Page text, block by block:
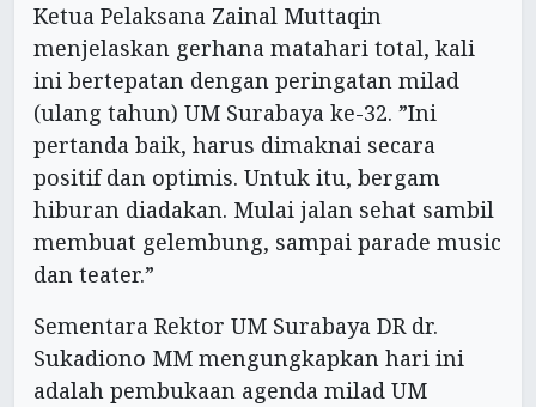
Ketua Pelaksana Zainal Muttaqin
menjelaskan gerhana matahari total, kali
ini bertepatan dengan peringatan milad
(ulang tahun) UM Surabaya ke-32. ”Ini
pertanda baik, harus dimaknai secara
positif dan optimis. Untuk itu, bergam
hiburan diadakan. Mulai jalan sehat sambil
membuat gelembung, sampai parade music
dan teater.”
Sementara Rektor UM Surabaya DR dr.
Sukadiono MM mengungkapkan hari ini
adalah pembukaan agenda milad UM